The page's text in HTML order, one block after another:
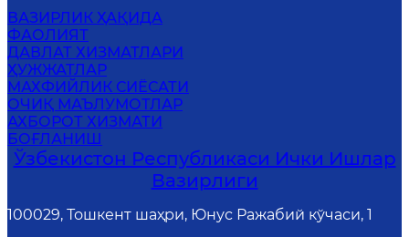
ВАЗИРЛИК ҲАҚИДА
ФАОЛИЯТ
ДАВЛАТ ХИЗМАТЛАРИ
ҲУЖЖАТЛАР
MАХФИЙЛИК СИЁСАТИ
ОЧИҚ МАЪЛУМОТЛАР
АХБОРОТ ХИЗМАТИ
БОҒЛАНИШ
Ўзбекистон Республикаси Ички Ишлар
Вазирлиги
100029, Тошкент шаҳри, Юнус Ражабий кўчаси, 1